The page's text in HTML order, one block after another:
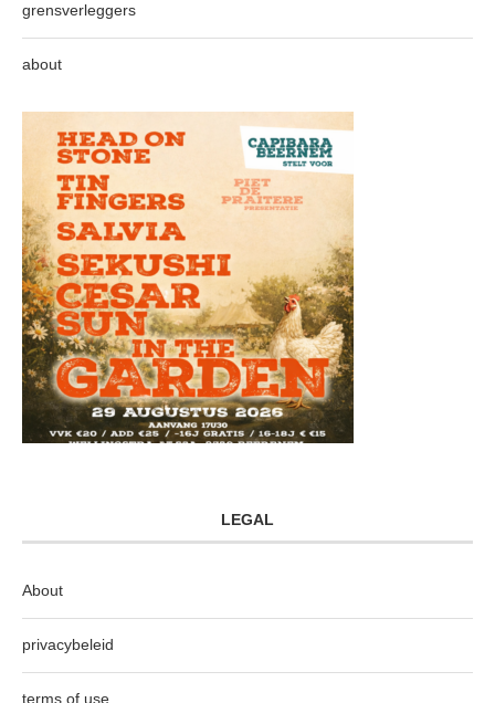
grensverleggers
about
LEGAL
About
privacybeleid
terms of use